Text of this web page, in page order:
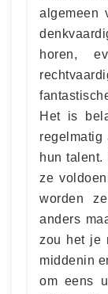
algemeen
horen,
Het is
regelmatig
hun
ze
worden
anders
zou het je
middenin
om eens